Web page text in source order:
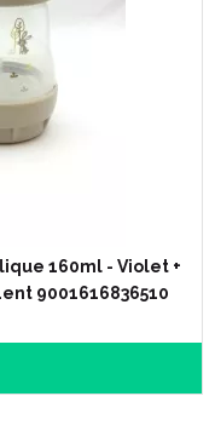
et un nettoyage
idéal pour les
160ml - Violet +
9001616836510